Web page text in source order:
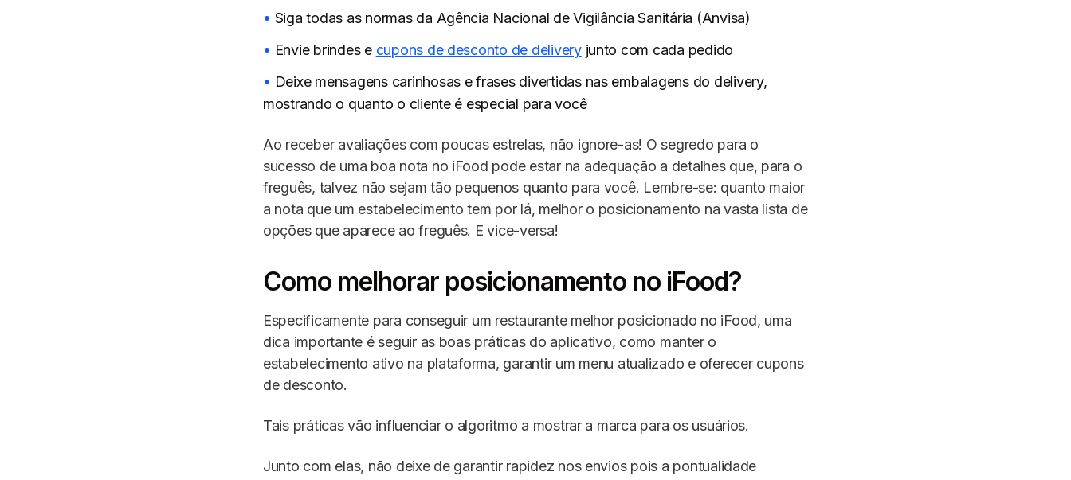
Siga todas as normas da Agência Nacional de Vigilância Sanitária (Anvisa)
Envie brindes e cupons de desconto de deliveryjunto com cada pedido
Deixe mensagens carinhosas e frases divertidas nas embalagens do delivery,
mostrando o quanto o cliente é especial para você
Ao receber avaliações com poucas estrelas, não ignore-as! O segredo para o
sucesso de uma boa nota no iFood pode estar na adequação a detalhes que, para o
freguês, talvez não sejam tão pequenos quanto para você. Lembre-se: quanto maior
a nota que um estabelecimento tem por lá, melhor o posicionamento na vasta lista de
opções que aparece ao freguês. E vice-versa!
Como melhorar posicionamento no iFood?
Especificamente para conseguir um restaurante melhor posicionado no iFood, uma
dica importante é seguir as boas práticas do aplicativo, como manter o
estabelecimento ativo na plataforma, garantir um menu atualizado e oferecer cupons
de desconto.
Tais práticas vão influenciar o algoritmo a mostrar a marca para os usuários.
Junto com elas, não deixe de garantir rapidez nos envios pois a pontualidade